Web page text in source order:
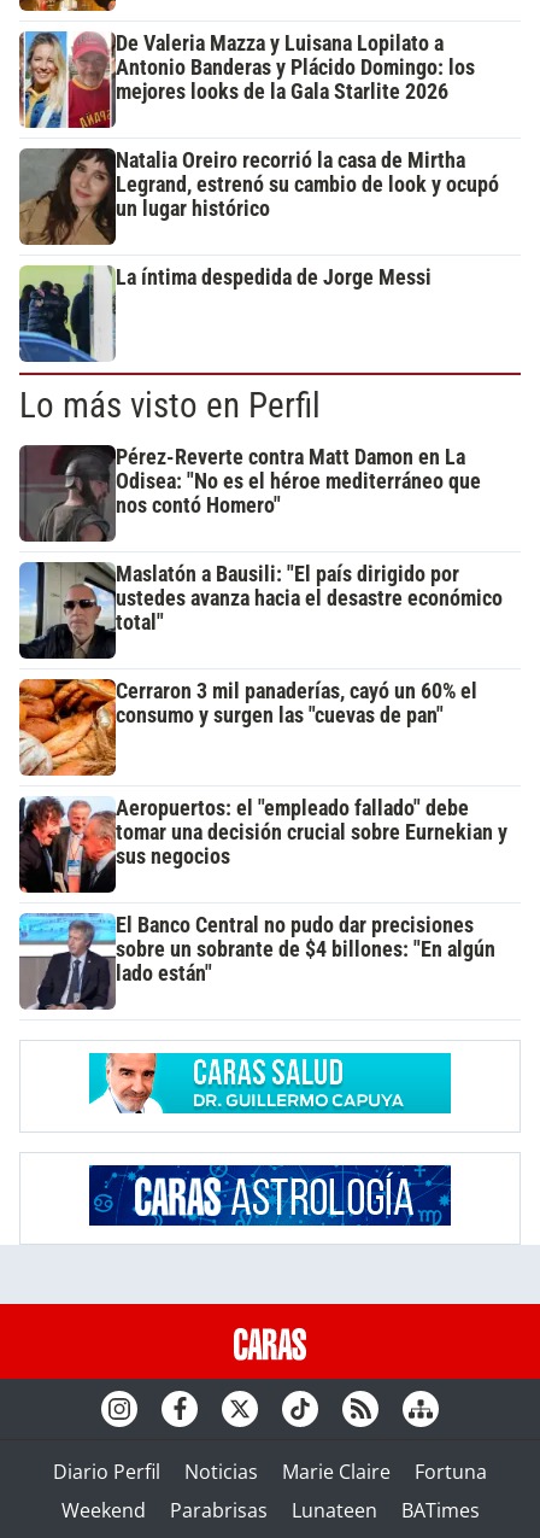
De Valeria Mazza y Luisana Lopilato a
Antonio Banderas y Plácido Domingo: los
mejores looks de la Gala Starlite 2026
Natalia Oreiro recorrió la casa de Mirtha
Legrand, estrenó su cambio de look y ocupó
un lugar histórico
La íntima despedida de Jorge Messi
Lo más visto en Perfil
Pérez-Reverte contra Matt Damon en La
Odisea: "No es el héroe mediterráneo que
nos contó Homero"
Maslatón a Bausili: "El país dirigido por
ustedes avanza hacia el desastre económico
total"
Cerraron 3 mil panaderías, cayó un 60% el
consumo y surgen las "cuevas de pan"
Aeropuertos: el "empleado fallado" debe
tomar una decisión crucial sobre Eurnekian y
sus negocios
El Banco Central no pudo dar precisiones
sobre un sobrante de $4 billones: "En algún
lado están"
Diario Perfil Noticias Marie Claire
Fortuna
Weekend
Parabrisas Lunateen BATimes